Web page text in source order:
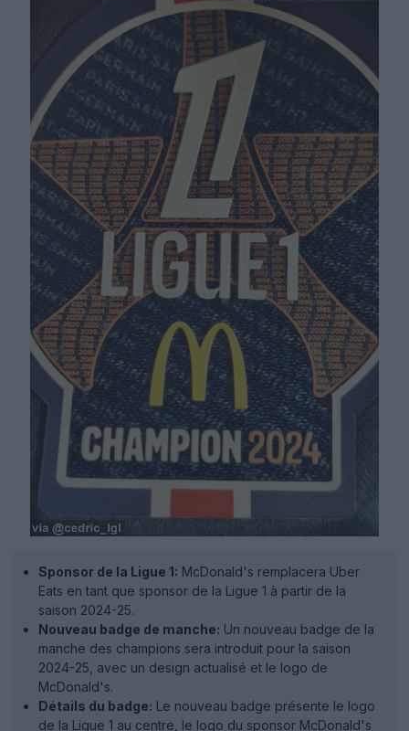
Sponsor de la Ligue 1: McDonald's remplacera Uber
Eats en tant que sponsor de la Ligue 1 à partir de la
saison 2024-25.
Nouveau badge de manche: Un nouveau badge de la
manche des champions sera introduit pour la saison
2024-25, avec un design actualisé et le logo de
McDonald's.
Détails du badge: Le nouveau badge présente le logo
de la Ligue 1 au centre, le logo du sponsor McDonald's